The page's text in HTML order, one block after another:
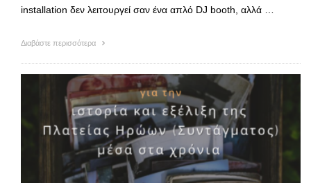
installation δεν λειτουργεί σαν ένα απλό DJ booth, αλλά …
Διαβάστε περισσότερα